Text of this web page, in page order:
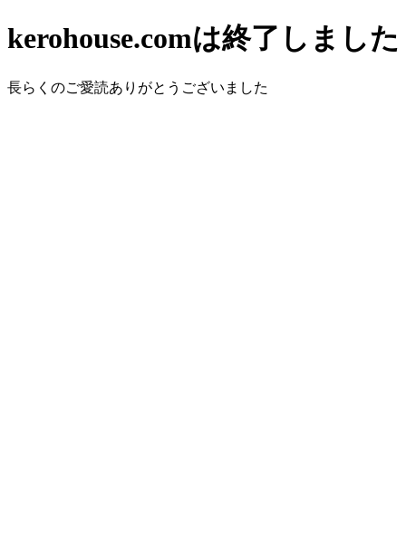
kerohouse.comは終了しました
長らくのご愛読ありがとうございました